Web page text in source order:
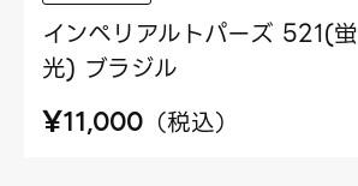
インペリアルトパーズ 521(蛍
光) ブラジル
¥11,000 （税込）